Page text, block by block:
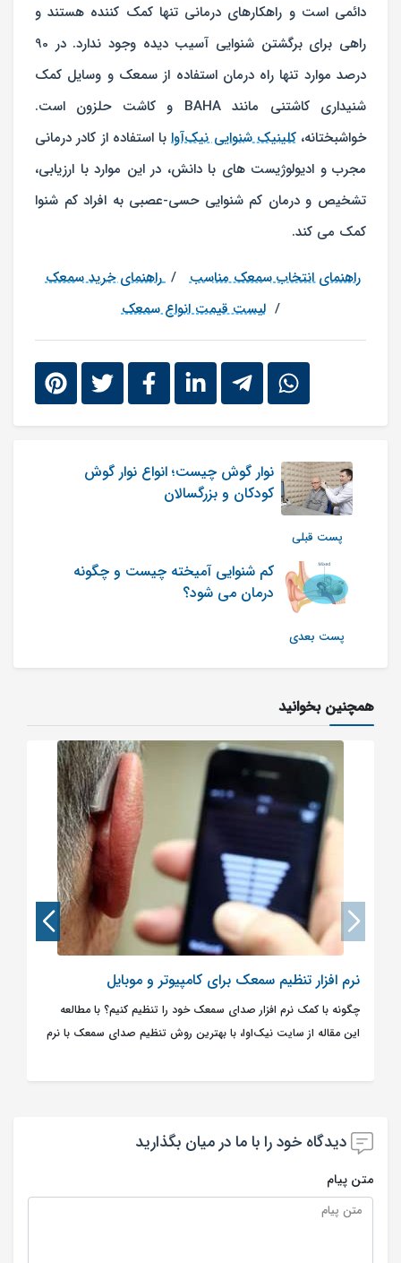
دائمی است و راهکارهای درمانی تنها کمک کننده هستند و
راهی برای برگشتن شنوایی آسیب دیده وجود ندارد. در 90
درصد موارد تنها راه درمان استفاده از سمعک و وسایل کمک
شنیداری کاشتنی مانند BAHA و کاشت حلزون است.
خواشبختانه،کلینیک شنوایی نیک‌آوابا استفاده از کادر درمانی
مجرب و ادیولوژیست های با دانش، در این موارد با ارزیابی،
تشخیص و درمان کم شنوایی حسی-عصبی به افراد کم شنوا
کمک می کند.
راهنمای انتخاب سمعک مناسب/ راهنمای خرید سمعک
/لیست قیمت انواع سمعک
پست قبلی
نوار گوش چیست؛ انواع نوار گوش
کودکان و بزرگسالان
کم شنوایی آمیخته چیست و چگونه
درمان می شود؟
پست بعدی
همچنین بخوانید
نرم افزار تنظیم سمعک برای کامپیوتر و موبایل
چگونه با کمک نرم افزار صدای سمعک خود را تنظیم کنیم؟ با مطالعه
این مقاله از سایت نیک‌اوا، با بهترین روش تنظیم صدای سمعک با نرم
دیدگاه خود را با ما در میان بگذارید
متن پیام